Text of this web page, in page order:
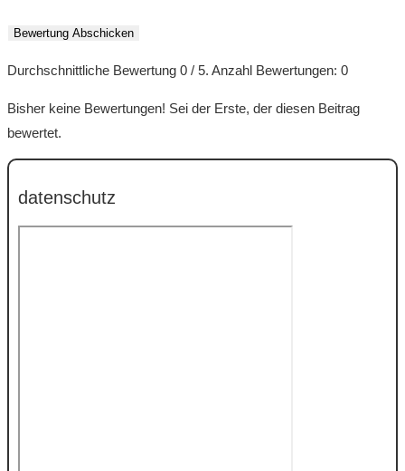
Bewertung Abschicken
Durchschnittliche Bewertung 0 / 5. Anzahl Bewertungen: 0
Bisher keine Bewertungen! Sei der Erste, der diesen Beitrag
bewertet.
datenschutz